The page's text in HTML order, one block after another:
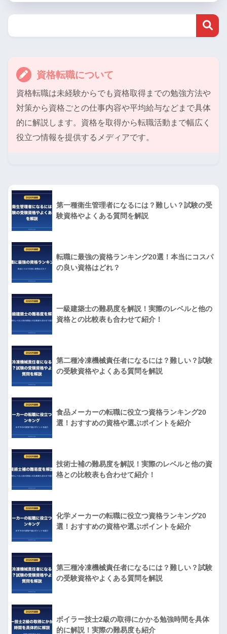
資格転職について
資格転職は未経験からでも資格取得までの勉強方法や
対策から資格ごとの仕事内容や平均給与などまで具体
的に解説します。資格を取得から転職活動まで幅広く
役立つ情報を提供するメディアです。
第一種衛生管理者になるには？難しい？試験の受
験資格やよくある質問を解説
転職に最強の資格ランキング20選！本当にコスパ
の良い資格はどれ？
一級建築士の難易度を解説！実際のレベルと他の
資格との比較表も合わせて紹介！
第二種冷凍機械責任者になるには？難しい？試験
の受験資格やよくある質問を解説
食品メーカーの転職に役立つ資格ランキング20
選！おすすめの資格や選ぶポイントを紹介
技術士補の難易度を解説！実際のレベルと他の資
格との比較表も合わせて紹介！
化学メーカーの転職に役立つ資格ランキング20
選！おすすめの資格や選ぶポイントを紹介
第三種冷凍機械責任者になるには？難しい？試験
の受験資格やよくある質問を解説
ボイラー技士2級の取得にかかる勉強時間を具体
的に解説！実際の難易度も紹介